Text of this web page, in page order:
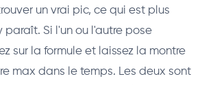
un vrai pic, ce qui est plus
paraît. Si l'un ou l'autre pose
sur la formule et laissez la montre
max dans le temps. Les deux sont